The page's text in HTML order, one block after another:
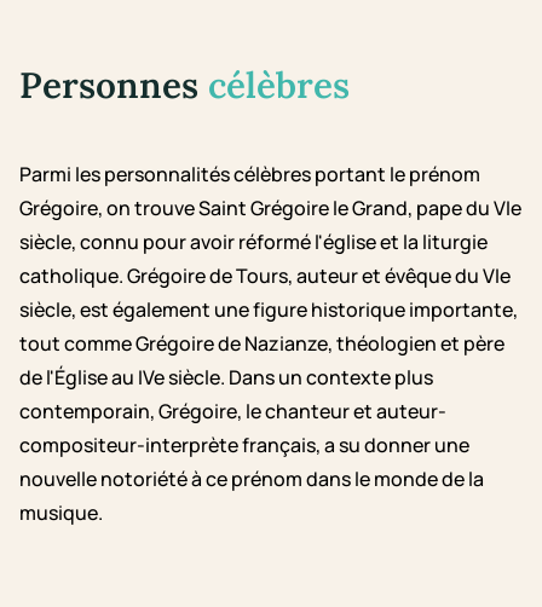
Personnes célèbres
Parmi les personnalités célèbres portant le prénom
Grégoire, on trouve Saint Grégoire le Grand, pape du VIe
siècle, connu pour avoir réformé l'église et la liturgie
catholique. Grégoire de Tours, auteur et évêque du VIe
siècle, est également une figure historique importante,
tout comme Grégoire de Nazianze, théologien et père
de l'Église au IVe siècle. Dans un contexte plus
contemporain, Grégoire, le chanteur et auteur-
compositeur-interprète français, a su donner une
nouvelle notoriété à ce prénom dans le monde de la
musique.